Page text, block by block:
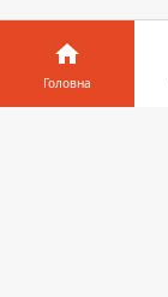
Головна